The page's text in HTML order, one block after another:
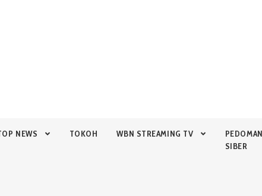
NEWS TOKOH WBN STREAMING TV
PEDOMAN
SIBER